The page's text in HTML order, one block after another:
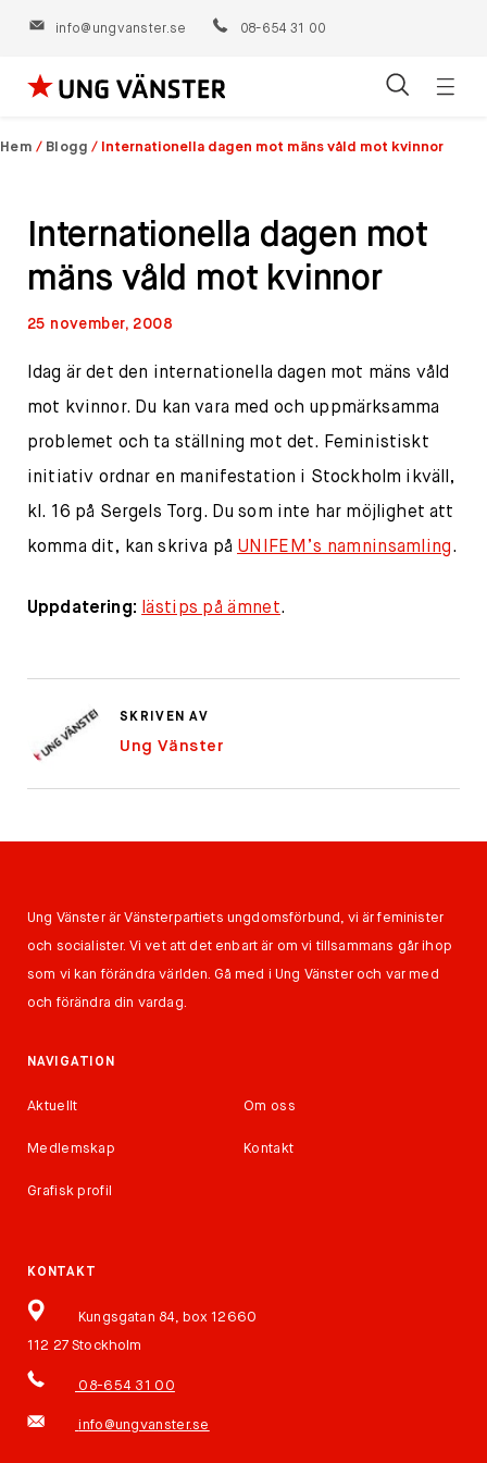
info@ungvanster.se 08-654 31 00
Hoppa
till
Hem / Blogg / Internationella dagen mot mäns våld mot kvinnor
Internationella dagen mot
mäns våld mot kvinnor
25 november, 2008
Idag är det den internationella dagen mot mäns våld
mot kvinnor. Du kan vara med och uppmärksamma
problemet och ta ställning mot det. Feministiskt
initiativ ordnar en manifestation i Stockholm ikväll,
kl. 16 på Sergels Torg. Du som inte har möjlighet att
komma dit, kan skriva på UNIFEM’s namninsamling.
Uppdatering: lästips på ämnet.
SKRIVEN AV
Ung Vänster
Ung Vänster är Vänsterpartiets ungdomsförbund, vi är feminister
och socialister. Vi vet att det enbart är om vi tillsammans går ihop
som vi kan förändra världen. Gå med i Ung Vänster och var med
och förändra din vardag.
NAVIGATION
Aktuellt Om oss
Medlemskap Kontakt
Grafisk profil
KONTAKT
Kungsgatan 84, box 12660
112 27 Stockholm
08-654 31 00
info@ungvanster.se